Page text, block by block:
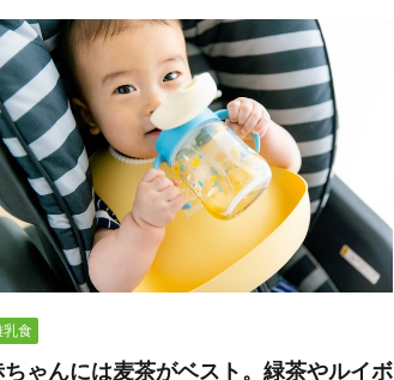
乳食
ちゃんには麦茶がベスト。緑茶やルイボ